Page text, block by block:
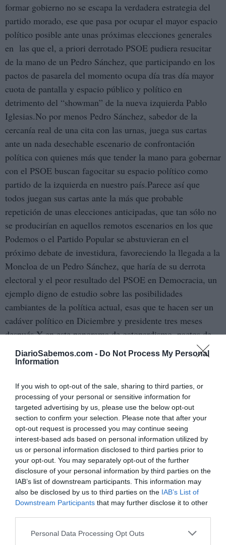
DiarioSabemos.com - Do Not Process My Personal
Information
If you wish to opt-out of the sale, sharing to third parties, or
processing of your personal or sensitive information for
targeted advertising by us, please use the below opt-out
section to confirm your selection. Please note that after your
opt-out request is processed you may continue seeing
interest-based ads based on personal information utilized by
us or personal information disclosed to third parties prior to
your opt-out. You may separately opt-out of the further
disclosure of your personal information by third parties on the
IAB’s list of downstream participants. This information may
also be disclosed by us to third parties on the IAB’s List of
Downstream Participants that may further disclose it to other
Personal Data Processing Opt Outs
formar gobierno no se escapa la verdadera estrategia del
partido morado, ese que pasa por ocupar el mayor espacio
político posible ante unas próximas elecciones generales
en las que el, a priori derrotado PSOE pudiera resucitar
de la mano de un Pedro Sánchez, que participando en los
pactos de pasarela del momento ocupa día tras día mayor
cuota de pantalla y espacio público y político en
detrimento del “showman” de la nueva izquierda Pablo
Iglesias.No por menos Pedro Sánchez, sabedor de la
cercanía real de una cita con las urnas, juega sus cartas
ante un nada desechable escenario de confrontación
política con quienes más que tender la mano para gobernar
con el PSOE buscan fagocitar su espacio político como
partido de la izquierda en nuestro país.Parece así que
todos juegan sus cartas ante la más que probable
repetición de unas elecciones anticipadas, que tan sólo no
se producirían en aquellos remotos escenarios en los que
Podemos o el Partido Popular se abstuvieran en el
próximo debate de investidura, favoreciendo la llegada a la
Moncloa de un Pedro Sánchez, que haría de su derrota
electoral y el peor resultado del PSOE en Democracia, un
ejemplo digno de estudio sobre las posibilidades
cambiantes de la política actual, esas que te hacen ser un
cadáver político en Diciembre y presidente tres meses
después.Y en este panorama de gatopardismo, pactos de
pasarela y estrategias de ir y venir, no podemos olvidar
referirnos a un Mariano Rajoy abscedado en un intento de
máxime cuando cada nuevo caso de corrupción que aflora
en el Partido Popular sirve para apuntalar más su propio
ataúd en un entierro al que todos están ya invitados y en
donde el muerto lo está aún cuando todavía no sea
consciente de su paso a mejor vida.
Añadir DiarioSabemoscomo fuente preferida de
Google de forma gratuita
Mantente informado con las últimas noticias de actualidad.
ACTIVAR AHORA